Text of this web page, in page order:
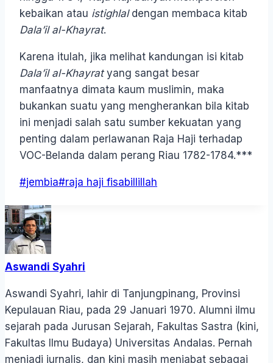
kebaikan atau istighlaldengan membaca kitab
Dala’il al-Khayrat.
Karena itulah, jika melihat kandungan isi kitab
Dala’il al-Khayratyang sangat besar
manfaatnya dimata kaum muslimin, maka
bukankan suatu yang mengherankan bila kitab
ini menjadi salah satu sumber kekuatan yang
penting dalam perlawanan Raja Haji terhadap
VOC-Belanda dalam perang Riau 1782-1784.***
Post
#jembia#raja haji fisabillillah
Aswandi Syahri
Aswandi Syahri, lahir di Tanjungpinang, Provinsi
Kepulauan Riau, pada 29 Januari 1970. Alumni ilmu
sejarah pada Jurusan Sejarah, Fakultas Sastra (kini,
Fakultas Ilmu Budaya) Universitas Andalas. Pernah
menjadi jurnalis, dan kini masih menjabat sebagai